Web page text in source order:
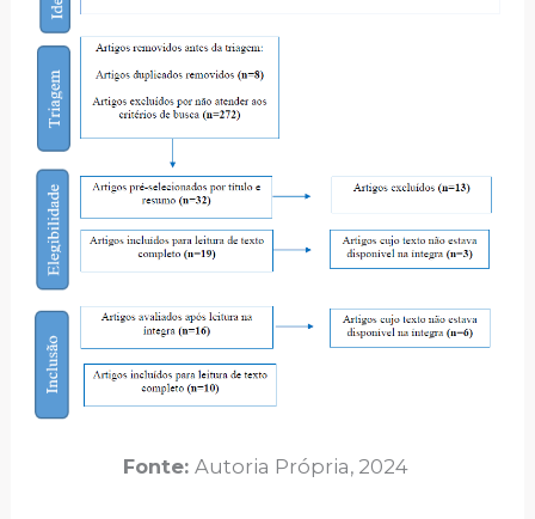
Fonte: Autoria Própria, 2024